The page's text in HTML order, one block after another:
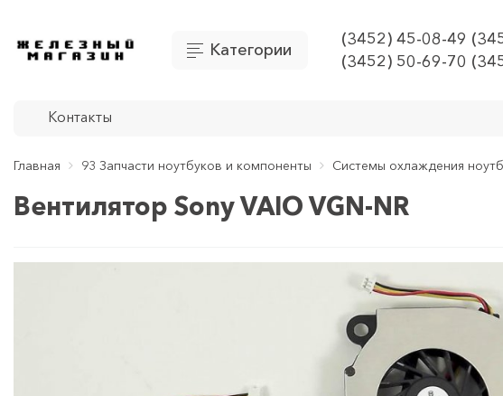
Категории
(3452) 45-08-49
(3452) 50-69-70
Контакты
Главная 93 Запчасти ноутбуков и компоненты Системы охлаждения
Вентилятор Sony VAIO VGN-NR